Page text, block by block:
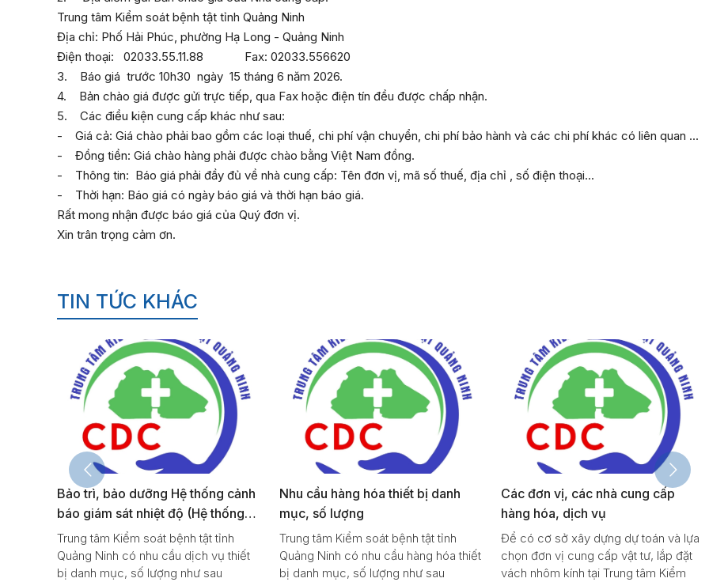
Trung tâm Kiểm soát bệnh tật tỉnh Quảng Ninh
Địa chỉ: Phố Hải Phúc, phường Hạ Long - Quảng Ninh
Điện thoại: 02033.55.11.88 Fax: 02033.556620
3. Báo giá trước 10h30 ngày 15 tháng 6 năm 2026.
4. Bản chào giá được gửi trực tiếp, qua Fax hoặc điện tín đều được chấp nhận.
5. Các điều kiện cung cấp khác như sau:
- Giá cả: Giá chào phải bao gồm các loại thuế, chi phí vận chuyển, chi phí bảo hành và các chi phí khác có liên quan ...
- Đồng tiền: Giá chào hàng phải được chào bằng Việt Nam đồng.
- Thông tin: Báo giá phải đầy đủ về nhà cung cấp: Tên đơn vị, mã số thuế, địa chỉ , số điện thoại...
- Thời hạn: Báo giá có ngày báo giá và thời hạn báo giá.
Rất mong nhận được báo giá của Quý đơn vị.
Xin trân trọng cảm ơn.
TIN TỨC KHÁC
Bảo trì, bảo dưỡng Hệ thống cảnh
báo giám sát nhiệt độ (Hệ thống
theo dõi, giám sát, cảnh báo nhiệt
độ bảo quản vắc xin)ECA-
GPIs6.6CE
Trung tâm Kiểm soát bệnh tật tỉnh
Quảng Ninh có nhu cầu dịch vụ thiết
bị danh mục, số lượng như sau
Nhu cầu hàng hóa thiết bị danh
mục, số lượng
Trung tâm Kiểm soát bệnh tật tỉnh
Quảng Ninh có nhu cầu hàng hóa thiết
bị danh mục, số lượng như sau
Các đơn vị, các nhà cung cấp
hàng hóa, dịch vụ
Để có cơ sở xây dựng dự toán và lựa
chọn đơn vị cung cấp vật tư, lắp đặt
vách nhôm kính tại Trung tâm Kiểm